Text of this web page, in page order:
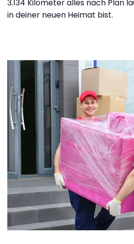
3.134 Kilometer alles nach Plan
in deiner neuen Heimat bist.